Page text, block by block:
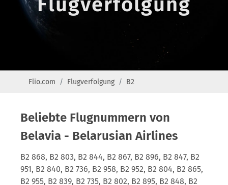
Flio.com Flugverfolgung B2
Beliebte Flugnummern von
Belavia - Belarusian Airlines
B2 868, B2 803, B2 844, B2 867, B2 896, B2 847, B2
951, B2 840, B2 736, B2 958, B2 952, B2 804, B2 865,
B2 955, B2 839, B2 735, B2 802, B2 895, B2 848, B2